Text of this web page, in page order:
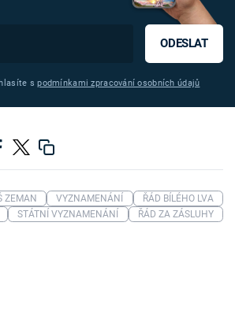
ODESLAT
spodmínkami zpracování osobních údajů
ZEMAN VYZNAMENÁNÍ
ŘÁD BÍLÉHO LVA
STÁTNÍ VYZNAMENÁNÍ ŘÁD ZA ZÁSLUHY